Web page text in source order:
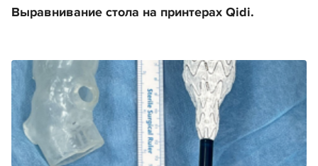
Выравнивание стола на принтерах Qidi.